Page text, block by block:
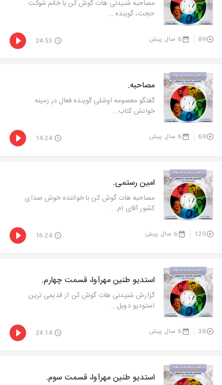
مصاحبه شنیدنی هات گوش كن با خانم شوكت
حجت، گوینده ...
89 6 سال پیش 24:53
مصاحبه.
گفتگو معصومه اوشلی گوینده فعال در زمینه
خوانش كتاب...
69 6 سال پیش 14:24
امین رستمی.
مصاحبه هات گوش كن با خواننده خوش صدای
كشور آقای ام...
129 6 سال پیش 16:24
استدیو طنین مهرآوا، قسمت چهارم.
گزارش شنیدنی هات گوش كن از قدیمی ترین
استودیو دوبل...
38 6 سال پیش 24:14
استدیو طنین مهرآوا، قسمت سوم.